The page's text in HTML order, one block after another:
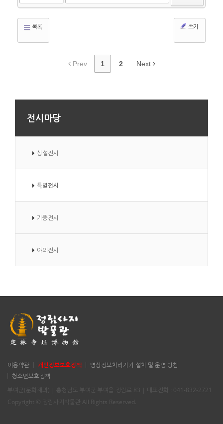
목록 쓰기
Prev 1 2 Next
전시마당
상설전시
특별전시
기증전시
야외전시
이용약관 개인정보보호정책
영상정보처리기기 설치 및 운영 방침
청소년보호정책
부여군(문화재과) | 충청남도 부여군 부여읍 정림로 83 | 대표전화 : 041-832-2721
Copyright © 정림사지박물관 All Rights Reserved.